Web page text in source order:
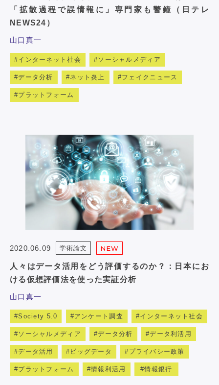
「拡散過程で誤情報に」専門家も警鐘（日テレ
NEWS24）
山口真一
インターネット社会 ソーシャルメディア
データ分析 ネット炎上 フェイクニュース
プラットフォーム
2020.06.09 学術論文 NEW
人々はデータ活用をどう評価するのか？：日本にお
ける仮想評価法を使った実証分析
山口真一
Society 5.0 アンケート調査 インターネット社会
ソーシャルメディア データ分析 データ利活用
データ活用 ビッグデータ プライバシー政策
プラットフォーム 情報利活用 情報銀行